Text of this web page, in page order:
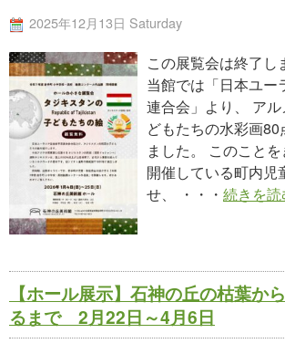
2025年12月13日 Saturday
この展覧会は終了し
当館では「日本ユー
連合会」より、 ア
どもたちの水彩画
ました。 このこと
開催している町内児
せ、 ・・・ 続きを
【ホール展示】石神の丘の枯葉か
るまで 2月22日～4月6日